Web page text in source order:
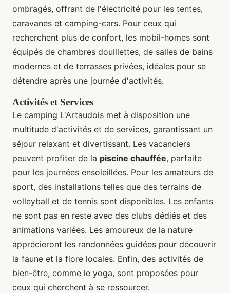
ombragés, offrant de l'électricité pour les tentes,
caravanes et camping-cars. Pour ceux qui
recherchent plus de confort, les mobil-homes sont
équipés de chambres douillettes, de salles de bains
modernes et de terrasses privées, idéales pour se
détendre après une journée d'activités.
Activités et Services
Le camping L'Artaudois met à disposition une
multitude d'activités et de services, garantissant un
séjour relaxant et divertissant. Les vacanciers
peuvent profiter de la piscine chauffée, parfaite
pour les journées ensoleillées. Pour les amateurs de
sport, des installations telles que des terrains de
volleyball et de tennis sont disponibles. Les enfants
ne sont pas en reste avec des clubs dédiés et des
animations variées. Les amoureux de la nature
apprécieront les randonnées guidées pour découvrir
la faune et la flore locales. Enfin, des activités de
bien-être, comme le yoga, sont proposées pour
ceux qui cherchent à se ressourcer.